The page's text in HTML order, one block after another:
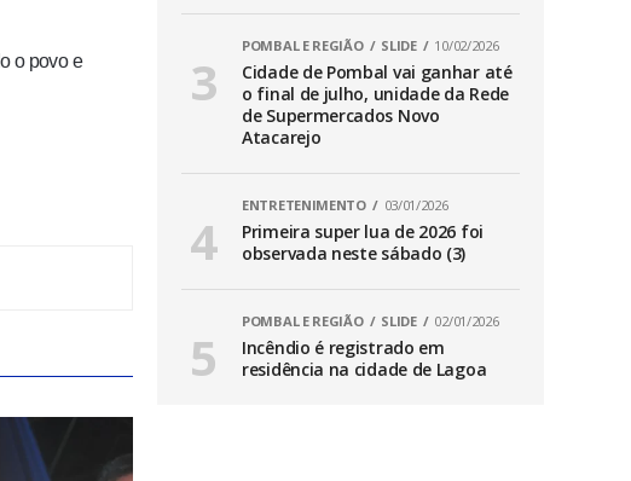
o povo e
POMBAL E REGIÃO SLIDE 10/02/2026
Cidade de Pombal vai ganhar até
o final de julho, unidade da Rede
de Supermercados Novo
Atacarejo
ENTRETENIMENTO 03/01/2026
Primeira super lua de 2026 foi
observada neste sábado (3)
POMBAL E REGIÃO SLIDE 02/01/2026
Incêndio é registrado em
residência na cidade de Lagoa